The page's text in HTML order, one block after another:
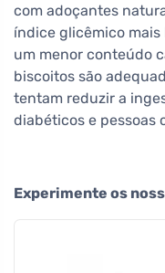
com adoçantes
índice glicêmico mais
um menor conteúdo
biscoitos são
tentam reduzir a
diabéticos e pessoas
Experimente os